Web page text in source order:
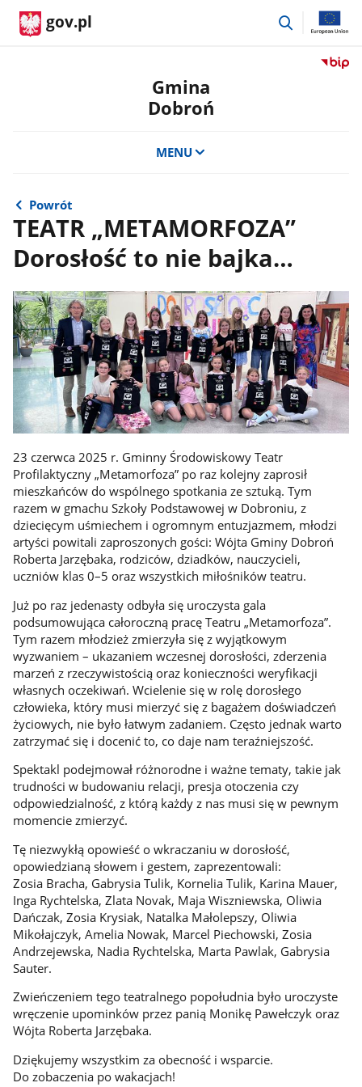
gov.pl
przejdź
Przejdź
Gmina
Dobroń
MENU
Powrót
TEATR „METAMORFOZA”
Dorosłość to nie bajka…
23 czerwca 2025 r. Gminny Środowiskowy Teatr
Profilaktyczny „Metamorfoza” po raz kolejny zaprosił
mieszkańców do wspólnego spotkania ze sztuką. Tym
razem w gmachu Szkoły Podstawowej w Dobroniu, z
dziecięcym uśmiechem i ogromnym entuzjazmem, młodzi
artyści powitali zaproszonych gości: Wójta Gminy Dobroń
Roberta Jarzębaka, rodziców, dziadków, nauczycieli,
uczniów klas 0–5 oraz wszystkich miłośników teatru.
Już po raz jedenasty odbyła się uroczysta gala
podsumowująca całoroczną pracę Teatru „Metamorfoza”.
Tym razem młodzież zmierzyła się z wyjątkowym
wyzwaniem – ukazaniem wczesnej dorosłości, zderzenia
marzeń z rzeczywistością oraz konieczności weryfikacji
własnych oczekiwań. Wcielenie się w rolę dorosłego
człowieka, który musi mierzyć się z bagażem doświadczeń
życiowych, nie było łatwym zadaniem. Często jednak warto
zatrzymać się i docenić to, co daje nam teraźniejszość.
Spektakl podejmował różnorodne i ważne tematy, takie jak
trudności w budowaniu relacji, presja otoczenia czy
odpowiedzialność, z którą każdy z nas musi się w pewnym
momencie zmierzyć.
Tę niezwykłą opowieść o wkraczaniu w dorosłość,
opowiedzianą słowem i gestem, zaprezentowali:
Zosia Bracha, Gabrysia Tulik, Kornelia Tulik, Karina Mauer,
Inga Rychtelska, Zlata Novak, Maja Wiszniewska, Oliwia
Dańczak, Zosia Krysiak, Natalka Małolepszy, Oliwia
Mikołajczyk, Amelia Nowak, Marcel Piechowski, Zosia
Andrzejewska, Nadia Rychtelska, Marta Pawlak, Gabrysia
Sauter.
Zwieńczeniem tego teatralnego popołudnia było uroczyste
wręczenie upominków przez panią Monikę Pawełczyk oraz
Wójta Roberta Jarzębaka.
Dziękujemy wszystkim za obecność i wsparcie.
Do zobaczenia po wakacjach!